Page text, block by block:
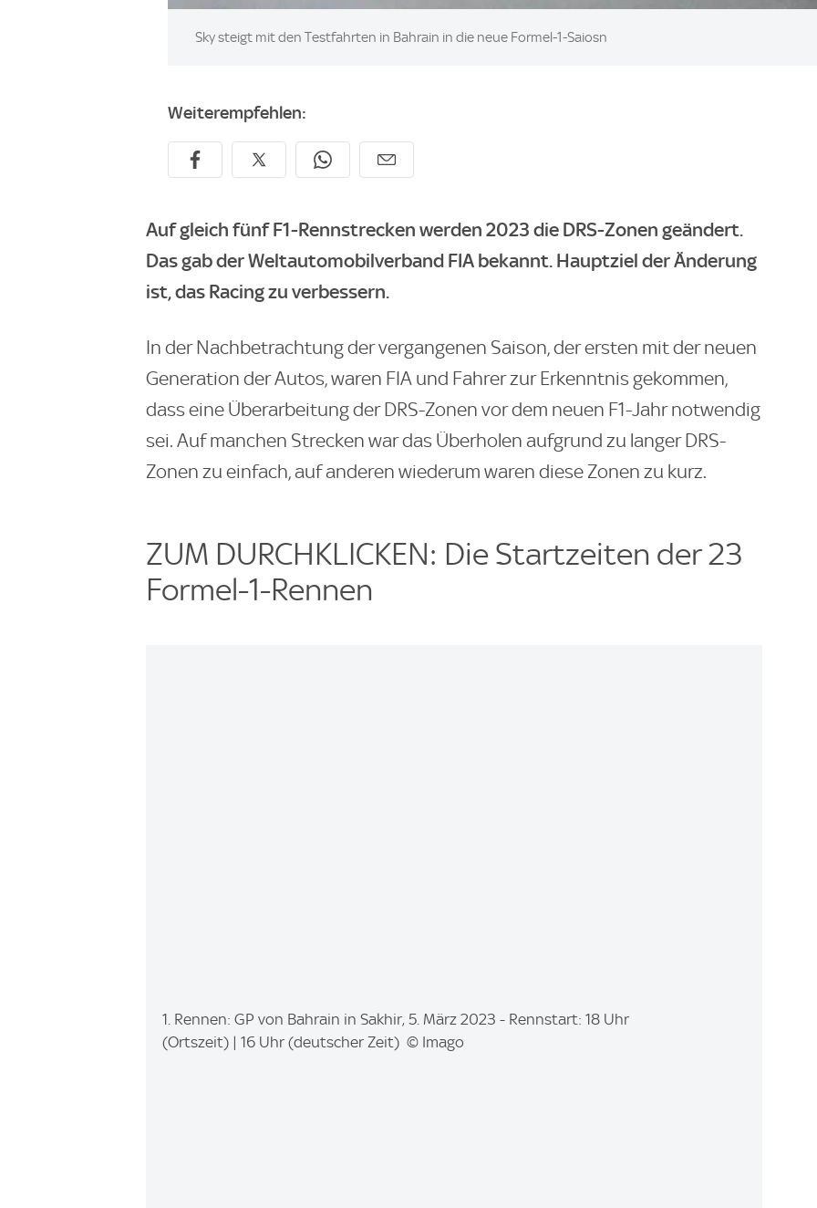
Sky steigt mit den Testfahrten in Bahrain in die neue Formel-1-Saiosn
Weiterempfehlen:
Auf gleich fünf F1-Rennstrecken werden 2023 die DRS-Zonen geändert.
Das gab der Weltautomobilverband FIA bekannt. Hauptziel der Änderung
ist, das Racing zu verbessern.
In der Nachbetrachtung der vergangenen Saison, der ersten mit der neuen
Generation der Autos, waren FIA und Fahrer zur Erkenntnis gekommen,
dass eine Überarbeitung der DRS-Zonen vor dem neuen F1-Jahr notwendig
sei. Auf manchen Strecken war das Überholen aufgrund zu langer DRS-
Zonen zu einfach, auf anderen wiederum waren diese Zonen zu kurz.
ZUM DURCHKLICKEN: Die Startzeiten der 23
Formel-1-Rennen
I
m
1. Rennen: GP von Bahrain in Sakhir, 5. März 2023 - Rennstart: 18 Uhr
(Ortszeit) | 16 Uhr (deutscher Zeit) © Imago